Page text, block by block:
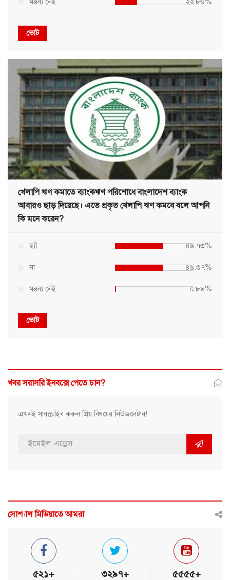
ভোট
খেলাপি ঋণ কমাতে ব্যাংকঋণ পরিশোধে বাংলাদেশ ব্যাংক
আবারও ছাড় দিয়েছে। এতে প্রকৃত খেলাপি ঋণ কমবে বলে আপনি
কি মনে করেন?
হ্যাঁ ৪৯.৭৩%
না ৪৯.৩৭%
মন্তব্য নেই ০.৮৯%
ভোট
খবর সরাসরি ইনবক্সে পেতে চান?
এখনই সাবস্ক্রাইব করুন প্রিয় বিষয়ের নিউজলেটার!
সোশ্যাল মিডিয়াতে আমরা
৫২১+ ৩২৯৭+ ৫৫৫৫+